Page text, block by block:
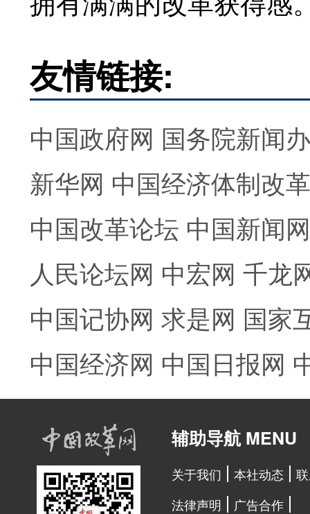
友情链接:
中国政府网 国务院新闻
新华网 中国经济体制改
中国改革论坛 中国新闻网
人民论坛网 中宏网 千龙
中国记协网 求是网 国家
中国经济网 中国日报网
辅助导航 MENU
关于我们 本社动态
法律声明
广告合作